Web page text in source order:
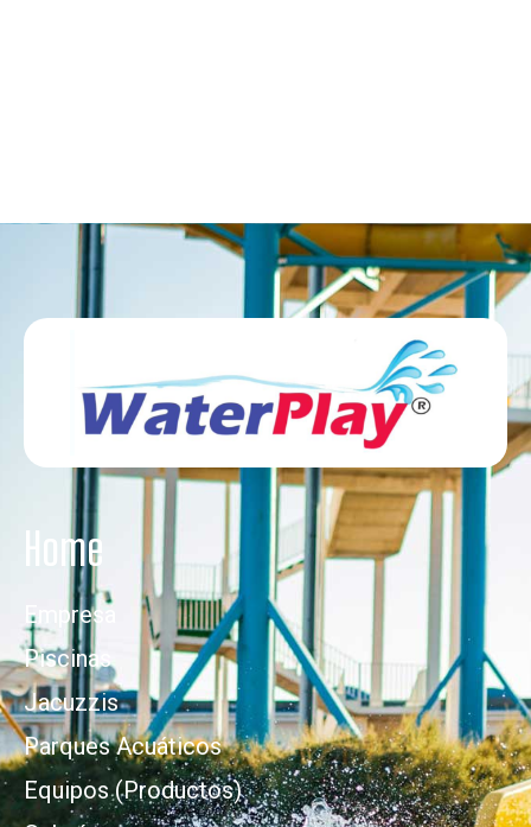
Home
Empresa
Piscinas
Jacuzzis
Parques Acuáticos
Equipos (Productos)